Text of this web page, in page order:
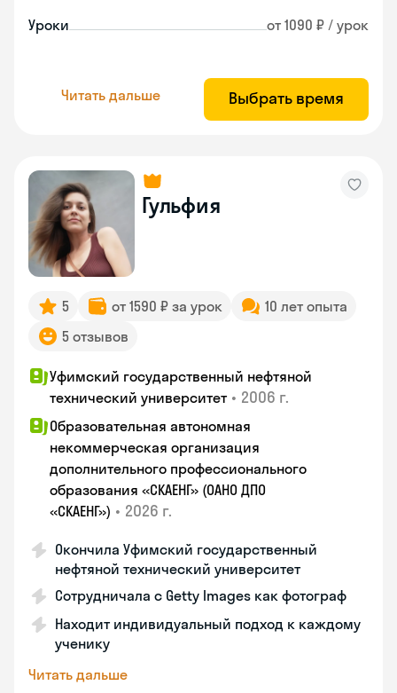
Уроки от 1090 ₽ / урок
Читать дальше Выбрать время
Гульфия
5 от 1590 ₽ за урок
10 лет опыта
5 отзывов
Уфимский государственный нефтяной
технический университет • 2006 г.
Образовательная автономная
некоммерческая организация
дополнительного профессионального
образования «СКАЕНГ» (ОАНО ДПО
«СКАЕНГ») • 2026 г.
Окончила Уфимский государственный
нефтяной технический университет
Сотрудничала с Getty Images как фотограф
Находит индивидуальный подход к каждому
ученику
Читать дальше